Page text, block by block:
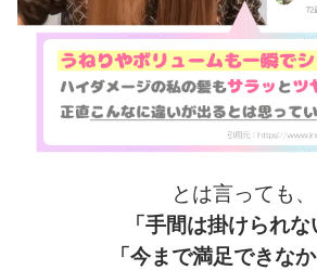
とは言っても、
「手間は掛けられな
「今まで満足できなか